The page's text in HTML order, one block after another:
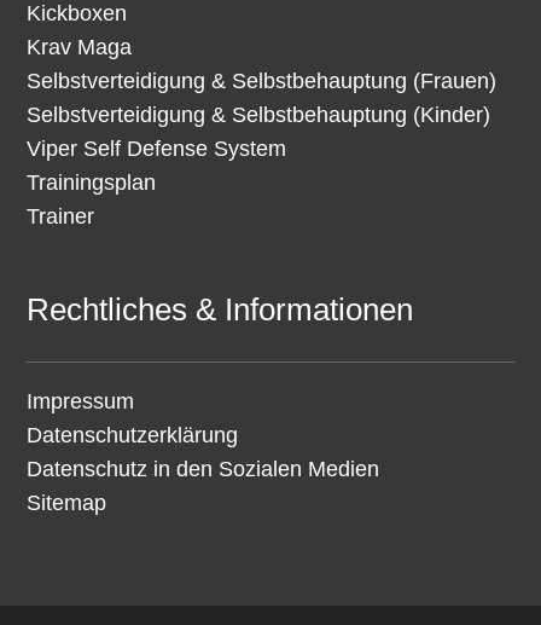
Kickboxen
Krav Maga
Selbstverteidigung & Selbstbehauptung (Frauen)
Selbstverteidigung & Selbstbehauptung (Kinder)
Viper Self Defense System
Trainingsplan
Trainer
Rechtliches & Informationen
Impressum
Datenschutzerklärung
Datenschutz in den Sozialen Medien
Sitemap